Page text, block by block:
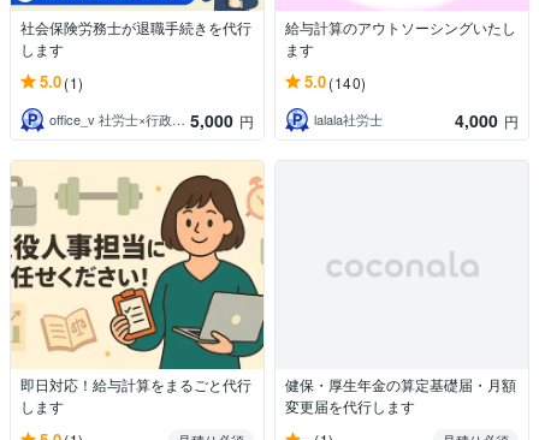
社会保険労務士が退職手続きを代行
します
5.0(1)
office_v 社労士×行政書士×AI 5,000 円
給与計算のアウトソーシングいたし
ます
5.0(140)
lalala社労士 4,000 円
即日対応！給与計算をまるごと代行
します
健保・厚生年金の算定基礎届・月額
変更届を代行します